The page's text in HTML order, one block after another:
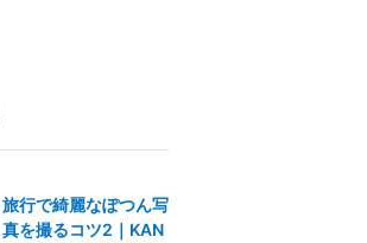
旅行で綺麗なぽつん写
真を撮るコツ2｜KAN